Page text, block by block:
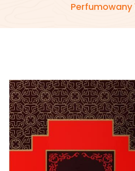
Perfumowany